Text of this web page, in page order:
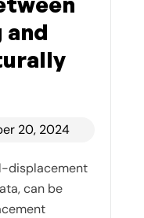
20, 2024
displacement
can be